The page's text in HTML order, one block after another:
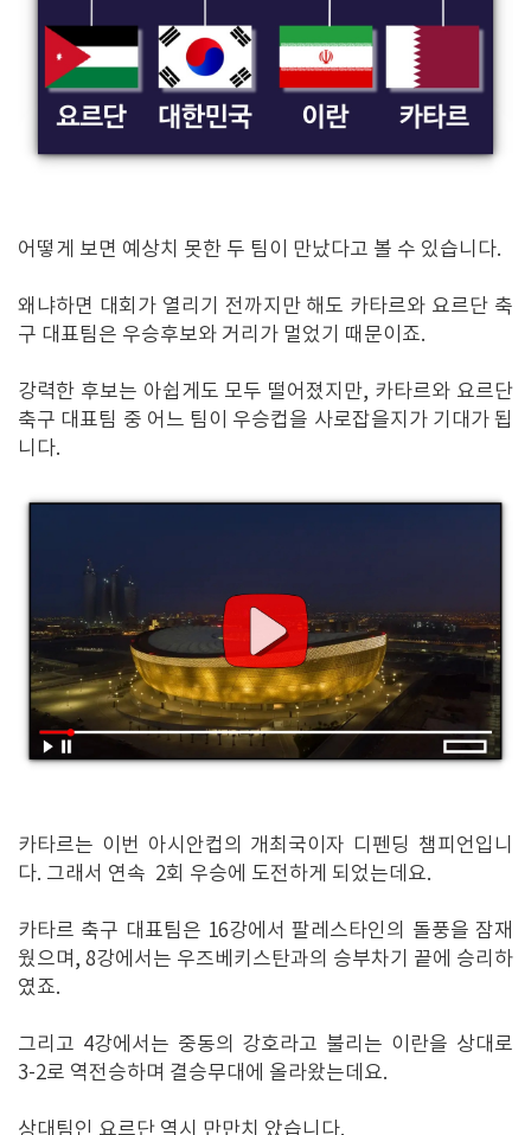
어떻게 보면 예상치 못한 두 팀이 만났다고 볼 수 있습니다.
왜냐하면 대회가 열리기 전까지만 해도 카타르와 요르단 축
구 대표팀은 우승후보와 거리가 멀었기 때문이죠.
강력한 후보는 아쉽게도 모두 떨어졌지만, 카타르와 요르단
축구 대표팀 중 어느 팀이 우승컵을 사로잡을지가 기대가 됩
니다.
카타르는 이번 아시안컵의 개최국이자 디펜딩 챔피언입니
다. 그래서 연속 2회 우승에 도전하게 되었는데요.
카타르 축구 대표팀은 16강에서 팔레스타인의 돌풍을 잠재
웠으며, 8강에서는 우즈베키스탄과의 승부차기 끝에 승리하
였죠.
그리고 4강에서는 중동의 강호라고 불리는 이란을 상대로
3-2로 역전승하며 결승무대에 올라왔는데요.
상대팀인 요르단 역시 만만치 았습니다.